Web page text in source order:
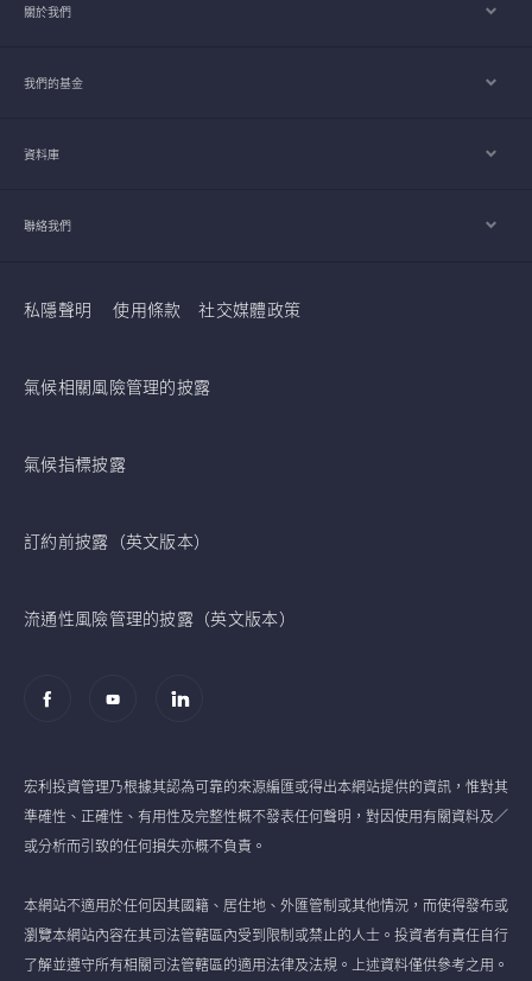
關於我們
我們的基金
資料庫
聯絡我們
私隱聲明 使用條款 社交媒體政策
氣候相關風險管理的披露
氣候指標披露
訂約前披露（英文版本）
流通性風險管理的披露（英文版本）
宏利投資管理乃根據其認為可靠的來源編匯或得出本網站提供的資訊，惟對其
準確性、正確性、有用性及完整性概不發表任何聲明，對因使用有關資料及／
或分析而引致的任何損失亦概不負責。
本網站不適用於任何因其國籍、居住地、外匯管制或其他情況，而使得發布或
瀏覽本網站內容在其司法管轄區內受到限制或禁止的人士。投資者有責任自行
了解並遵守所有相關司法管轄區的適用法律及法規。上述資料僅供參考之用。